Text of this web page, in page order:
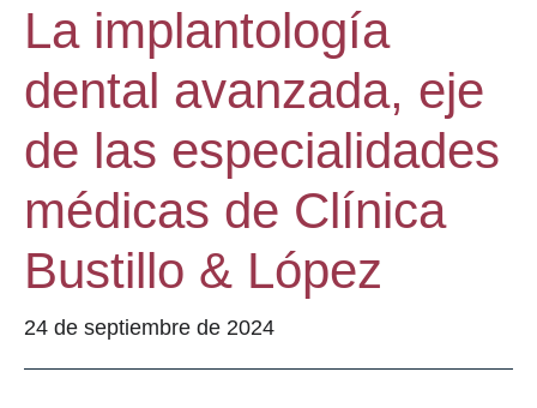
La implantología
dental avanzada, eje
de las especialidades
médicas de Clínica
Bustillo & López
24 de septiembre de 2024